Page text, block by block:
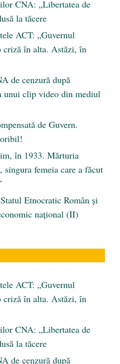
CNA: „Libertatea de
la tăcere
ACT: „Guvernul
criză în alta. Astăzi, în
de cenzură după
unui clip video din mediul
de Guvern.
în 1933. Mărturia
femeia care a făcut
Etnocratic Român şi
naţional (II)
ACT: „Guvernul
criză în alta. Astăzi, în
CNA: „Libertatea de
la tăcere
de cenzură după